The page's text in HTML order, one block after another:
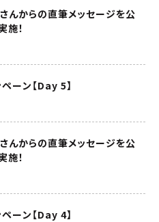
んからの直筆メッセージを公
施！
ーン【Day 5】
んからの直筆メッセージを公
施！
ーン【Day 4】